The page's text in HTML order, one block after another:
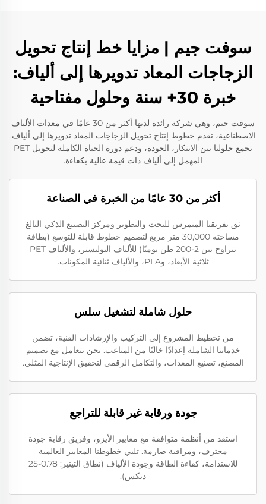
سوفت جيم | مزايا خط إنتاج تحويل
الزجاجات المعاد تدويرها إلى ألياف:
خبرة 30+ سنة وحلول مفتاحية
سوفت جيم، وهي شركة رائدة لديها أكثر من 30 عامًا في معدات الألياف
الاصطناعية، تقدم خطوط إنتاج تحويل الزجاجات المعاد تدويرها إلى ألياف.
تجمع حلولنا بين الابتكار، الجودة، ودعم دورة الحياة الكاملة لتحويل PET
المهمل إلى ألياف ذات قيمة عالية بكفاءة.
أكثر من 30 عامًا من الخبرة في الصناعة
ثق بفريقنا المتمرس للبحث والتطوير ومركز التصنيع الذكي البالغ
مساحته 30,000 متر مربع لتصميم خطوط قابلة للتوسع (بطاقة
تتراوح بين 2-200 طن يوميًا) للألياف البوليستر، والألياف PET
ثلاثية الأبعاد، وPLA، والألياف ثنائية المكونات.
حلول شاملة لتشغيل سلس
من تخطيط المشروع إلى التركيب والإرشادات الفنية، تضمن
خدماتنا الشاملة إعدادًا خاليًا من المتاعب. نحن نتعامل مع تصميم
المصنع، تصنيع المعدات، والتكامل الرقمي لتحقيق الإنتاجية المثلى.
جودة ورقابة غير قابلة للتراجع
استفد من أنظمة متوافقة مع معايير الأيزو، وفريق رقابة جودة
محترف، ومراقبة صارمة. تلبي خطوطنا المعايير العالمية
للاستدامة، كفاءة الطاقة وجودة الألياف (نطاق التيتير: 0.78-25
دتكس).